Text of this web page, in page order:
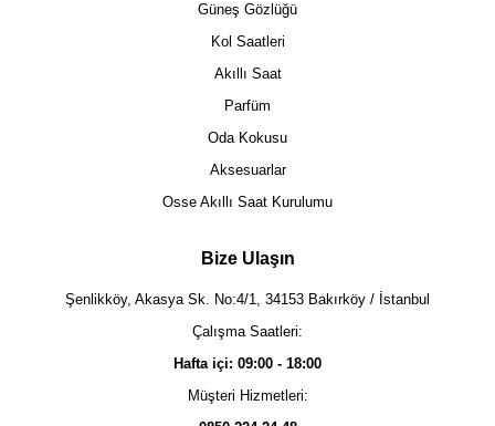
Güneş Gözlüğü
Kol Saatleri
Akıllı Saat
Parfüm
Oda Kokusu
Aksesuarlar
Osse Akıllı Saat Kurulumu
Bize Ulaşın
Şenlikköy, Akasya Sk. No:4/1, 34153 Bakırköy / İstanbul
Çalışma Saatleri:
Hafta içi: 09:00 - 18:00
Müşteri Hizmetleri: